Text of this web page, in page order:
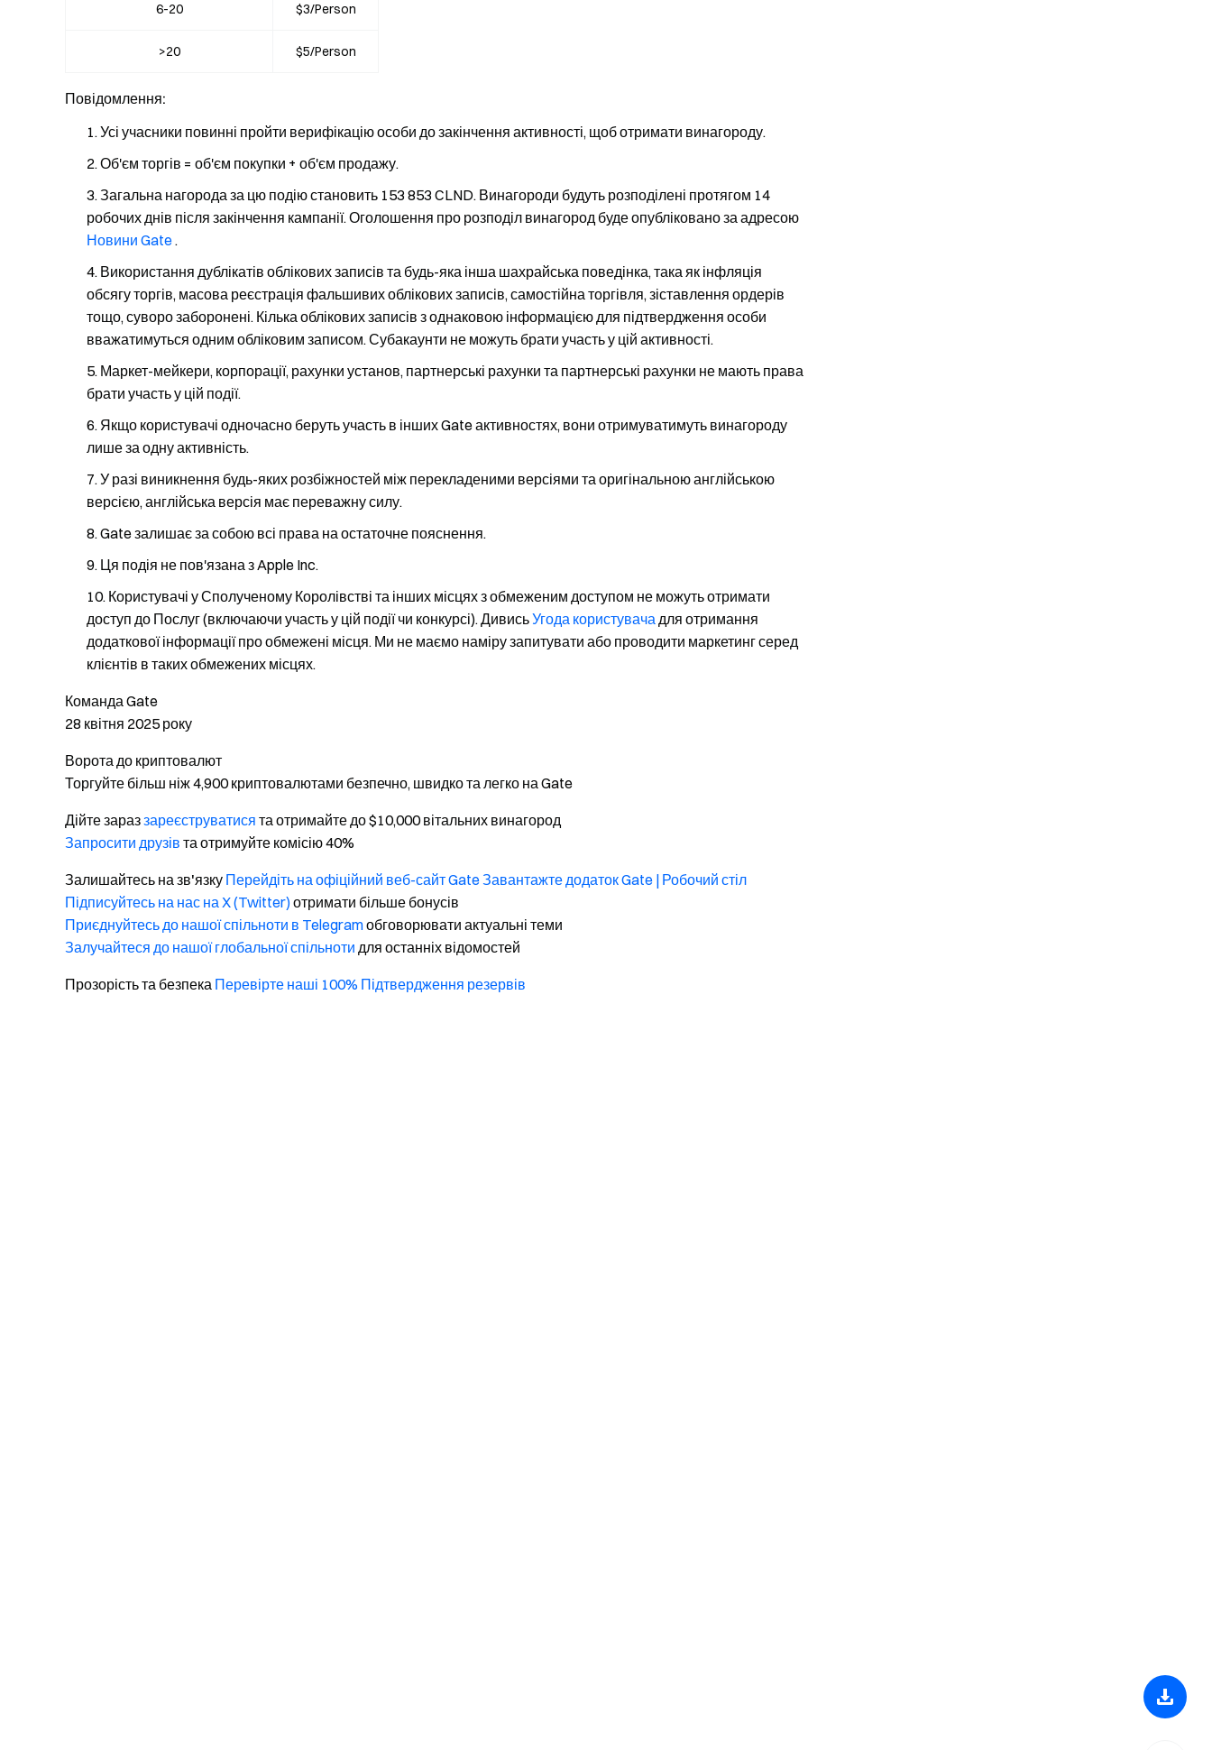
6-20 $3/Person
>20 $5/Person
Повідомлення:
Усі учасники повинні пройти верифікацію особи до закінчення активності, щоб отримати винагороду.
Об'єм торгів = об'єм покупки + об'єм продажу.
Загальна нагорода за цю подію становить 153 853 CLND. Винагороди будуть розподілені протягом 14
робочих днів після закінчення кампанії. Оголошення про розподіл винагород буде опубліковано за адресою
Новини Gate.
Використання дублікатів облікових записів та будь-яка інша шахрайська поведінка, така як інфляція
обсягу торгів, масова реєстрація фальшивих облікових записів, самостійна торгівля, зіставлення ордерів
тощо, суворо заборонені. Кілька облікових записів з однаковою інформацією для підтвердження особи
вважатимуться одним обліковим записом. Субакаунти не можуть брати участь у цій активності.
Маркет-мейкери, корпорації, рахунки установ, партнерські рахунки та партнерські рахунки не мають права
брати участь у цій події.
Якщо користувачі одночасно беруть участь в інших Gate активностях, вони отримуватимуть винагороду
лише за одну активність.
У разі виникнення будь-яких розбіжностей між перекладеними версіями та оригінальною англійською
версією, англійська версія має переважну силу.
Gate залишає за собою всі права на остаточне пояснення.
Ця подія не пов'язана з Apple Inc.
Користувачі у Сполученому Королівстві та інших місцях з обмеженим доступом не можуть отримати
доступ до Послуг (включаючи участь у цій події чи конкурсі). ДивисьУгода користувачадля отримання
додаткової інформації про обмежені місця. Ми не маємо наміру запитувати або проводити маркетинг серед
клієнтів в таких обмежених місцях.
Команда Gate
28 квітня 2025 року
Ворота до криптовалют
Торгуйте більш ніж 4,900 криптовалютами безпечно, швидко та легко на Gate
Дійте зараззареєструватися та отримайте до $10,000 вітальних винагород
Запросити друзів та отримуйте комісію 40%
Залишайтесь на зв'язку Перейдіть на офіційний веб-сайт GateЗавантажте додаток Gate | Робочий стіл
Підписуйтесь на нас на X (Twitter)отримати більше бонусів
Приєднуйтесь до нашої спільноти в Telegramобговорювати актуальні теми
Залучайтеся до нашої глобальної спільноти для останніх відомостей
Прозорість та безпека Перевірте наші 100% Підтвердження резервів